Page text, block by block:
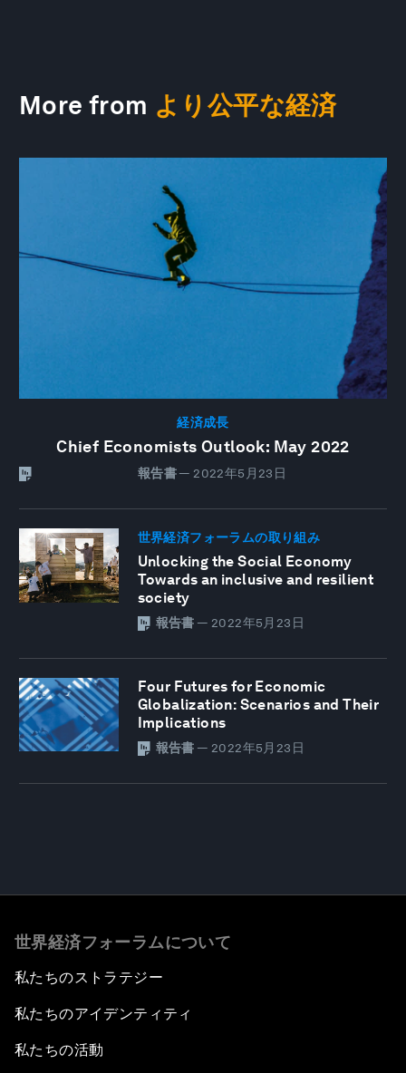
More from より公平な経済
経済成長
Chief Economists Outlook: May 2022
報告書— 2022年5月23日
世界経済フォーラムの取り組み
Unlocking the Social Economy
Towards an inclusive and resilient
society
報告書 — 2022年5月23日
Four Futures for Economic
Globalization: Scenarios and Their
Implications
報告書 — 2022年5月23日
世界経済フォーラムについて
私たちのストラテジー
私たちのアイデンティティ
私たちの活動